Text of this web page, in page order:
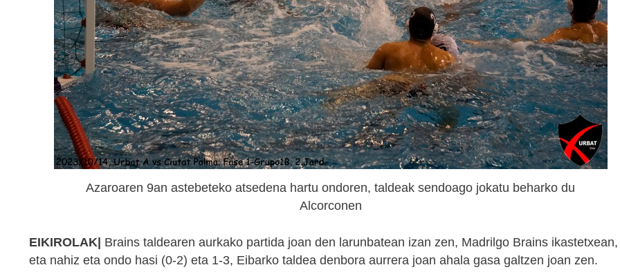
Azaroaren 9an astebeteko atsedena hartu ondoren, taldeak sendoago jokatu beharko du
Alcorconen
EIKIROLAK| Brains taldearen aurkako partida joan den larunbatean izan zen, Madrilgo Brains ikastetxean,
eta nahiz eta ondo hasi (0-2) eta 1-3, Eibarko taldea denbora aurrera joan ahala gasa galtzen joan zen.